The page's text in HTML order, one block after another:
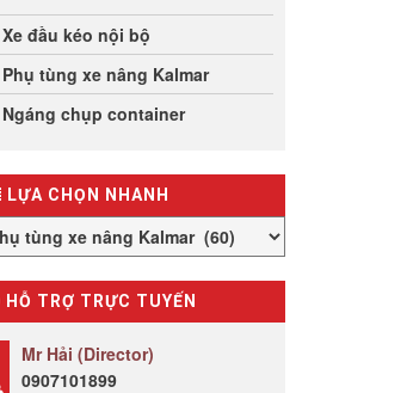
Xe đầu kéo nội bộ
Phụ tùng xe nâng Kalmar
Ngáng chụp container
LỰA CHỌN NHANH
HỖ TRỢ TRỰC TUYẾN
Mr Hải (Director)
0907101899